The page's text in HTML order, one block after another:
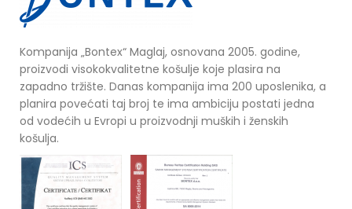
Kompanija „Bontex“ Maglaj, osnovana 2005. godine,
proizvodi visokokvalitetne košulje koje plasira na
zapadno tržište. Danas kompanija ima 200 uposlenika, a
planira povećati taj broj te ima ambiciju postati jedna
od vodećih u Evropi u proizvodnji muških i ženskih
košulja.